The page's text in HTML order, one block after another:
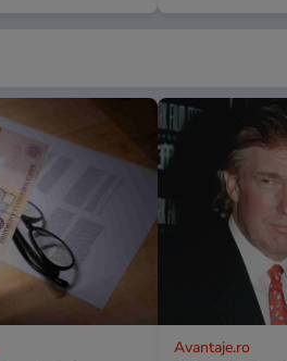
Avantaje.ro